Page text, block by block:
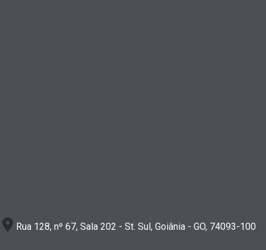
Rua 128, nº 67, Sala 202 - St. Sul, Goiânia - GO, 74093-100